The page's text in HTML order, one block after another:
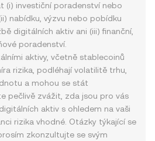
(i) investiční poradenství nebo
nabídku, výzvu nebo pobídku
digitálních aktiv ani (iii) finanční,
poradenství.
aktivy, včetně stablecoinů
rizika, podléhají volatilitě trhu,
a mohou se stát
pečlivě zvážit, zda jsou pro vás
aktiv s ohledem na vaši
rizika vhodné. Otázky týkající se
zkonzultujte se svým